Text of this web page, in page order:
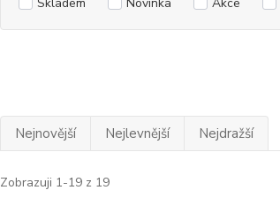
Nejnovější Nejlevnější Nejdražší
Zobrazuji 1-19 z 19